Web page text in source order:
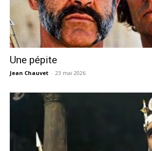
Une pépite
Jean Chauvet - 23 mai 2026